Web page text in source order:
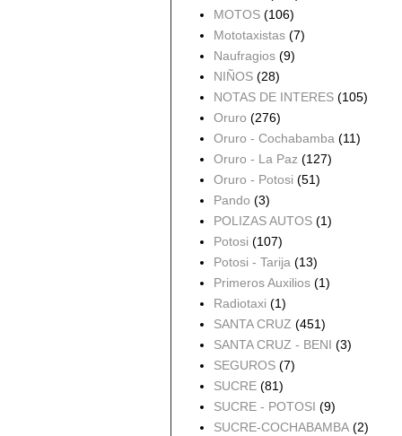
MOTOS (106)
Mototaxistas (7)
Naufragios (9)
NIÑOS (28)
NOTAS DE INTERES (105)
Oruro (276)
Oruro - Cochabamba (11)
Oruro - La Paz (127)
Oruro - Potosi (51)
Pando (3)
POLIZAS AUTOS (1)
Potosi (107)
Potosi - Tarija (13)
Primeros Auxilios (1)
Radiotaxi (1)
SANTA CRUZ (451)
SANTA CRUZ - BENI (3)
SEGUROS (7)
SUCRE (81)
SUCRE - POTOSI (9)
SUCRE-COCHABAMBA (2)